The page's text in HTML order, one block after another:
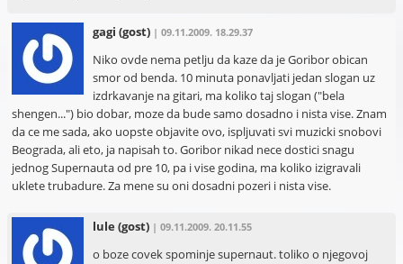
gagi (gost) | 09.11.2009. 18.29.37
Niko ovde nema petlju da kaze da je Goribor obican
smor od benda. 10 minuta ponavljati jedan slogan uz
izdrkavanje na gitari, ma koliko taj slogan ("bela
shengen...") bio dobar, moze da bude samo dosadno i nista vise. Znam
da ce me sada, ako uopste objavite ovo, ispljuvati svi muzicki snobovi
Beograda, ali eto, ja napisah to. Goribor nikad nece dostici snagu
jednog Supernauta od pre 10, pa i vise godina, ma koliko izigravali
uklete trubadure. Za mene su oni dosadni pozeri i nista vise.
lule (gost) | 09.11.2009. 20.11.55
o boze covek spominje supernaut. toliko o njegovoj